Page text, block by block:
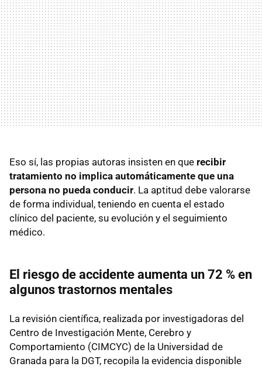
Eso sí, las propias autoras insisten en que recibir
tratamiento no implica automáticamente que una
persona no pueda conducir. La aptitud debe valorarse
de forma individual, teniendo en cuenta el estado
clínico del paciente, su evolución y el seguimiento
médico.
El riesgo de accidente aumenta un 72 % en
algunos trastornos mentales
La revisión científica, realizada por investigadoras del
Centro de Investigación Mente, Cerebro y
Comportamiento (CIMCYC) de la Universidad de
Granada para la DGT, recopila la evidencia disponible